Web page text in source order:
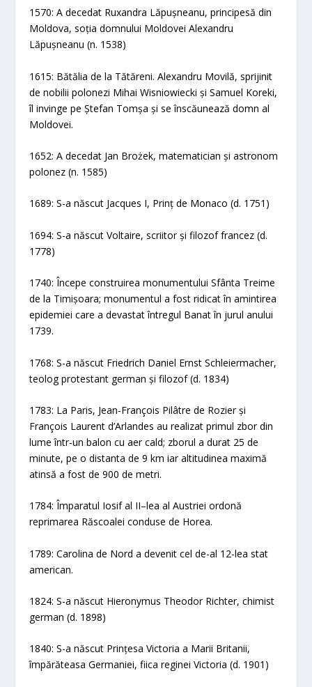
1570: A decedat Ruxandra Lăpușneanu, principesă din
Moldova, soția domnului Moldovei Alexandru
Lăpușneanu (n. 1538)
1615: Bătălia de la Tătăreni. Alexandru Movilă, sprijinit
de nobilii polonezi Mihai Wisniowiecki și Samuel Koreki,
îl invinge pe Ștefan Tomșa și se înscăunează domn al
Moldovei.
1652: A decedat Jan Brożek, matematician și astronom
polonez (n. 1585)
1689: S-a născut Jacques I, Prinț de Monaco (d. 1751)
1694: S-a născut Voltaire, scriitor și filozof francez (d.
1778)
1740: Începe construirea monumentului Sfânta Treime
de la Timișoara; monumentul a fost ridicat în amintirea
epidemiei care a devastat întregul Banat în jurul anului
1739.
1768: S-a născut Friedrich Daniel Ernst Schleiermacher,
teolog protestant german și filozof (d. 1834)
1783: La Paris, Jean-François Pilâtre de Rozier și
François Laurent d’Arlandes au realizat primul zbor din
lume într-un balon cu aer cald; zborul a durat 25 de
minute, pe o distanta de 9 km iar altitudinea maximă
atinsă a fost de 900 de metri.
1784: Împaratul Iosif al II–lea al Austriei ordonă
reprimarea Răscoalei conduse de Horea.
1789: Carolina de Nord a devenit cel de-al 12-lea stat
american.
1824: S-a născut Hieronymus Theodor Richter, chimist
german (d. 1898)
1840: S-a născut Prințesa Victoria a Marii Britanii,
împărăteasa Germaniei, fiica reginei Victoria (d. 1901)